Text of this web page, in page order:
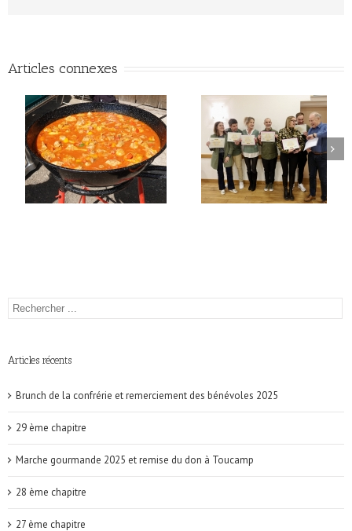
Articles connexes
Articles récents
Brunch de la confrérie et remerciement des bénévoles 2025
29 ème chapitre
Marche gourmande 2025 et remise du don à Toucamp
28 ème chapitre
27 ème chapitre